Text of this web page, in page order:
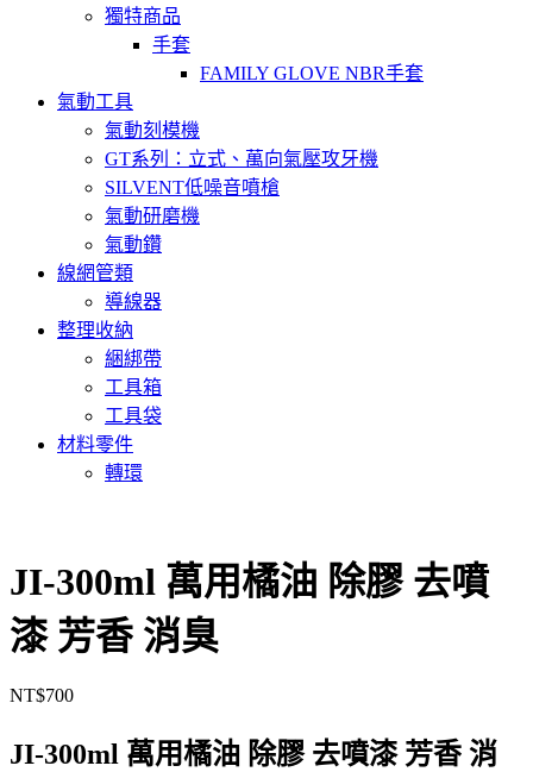
獨特商品
手套
FAMILY GLOVE NBR手套
氣動工具
氣動刻模機
GT系列：立式、萬向氣壓攻牙機
SILVENT低噪音噴槍
氣動研磨機
氣動鑽
線網管類
導線器
整理收納
綑綁帶
工具箱
工具袋
材料零件
轉環
JI-300ml 萬用橘油 除膠 去噴
漆 芳香 消臭
NT$700
JI-300ml 萬用橘油 除膠 去噴漆 芳香 消